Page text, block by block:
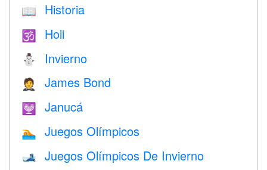
📖 Historia
🕉 Holi
⛄ Invierno
🤵 James Bond
🕎 Janucá
🏊 Juegos Olímpicos
🎿 Juegos Olímpicos De Invierno